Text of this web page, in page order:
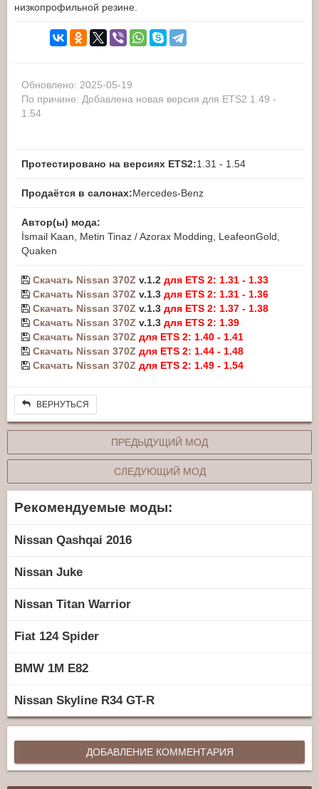
низкопрофильной резине.
Обновлено: 2025-05-19
По причине: Добавлена новая версия для ETS2 1.49 -
1.54
Протестировано на версиях ETS2:1.31 - 1.54
Продаётся в салонах:Mercedes-Benz
Автор(ы) мода:
İsmail Kaan, Metin Tinaz / Azorax Modding, LeafeonGold,
Quaken
Скачать Nissan 370Z v.1.2 для ETS 2: 1.31 - 1.33
Скачать Nissan 370Z v.1.3 для ETS 2: 1.31 - 1.36
Скачать Nissan 370Z v.1.3 для ETS 2: 1.37 - 1.38
Скачать Nissan 370Z v.1.3 для ETS 2: 1.39
Скачать Nissan 370Z для ETS 2: 1.40 - 1.41
Скачать Nissan 370Z для ETS 2: 1.44 - 1.48
Скачать Nissan 370Z для ETS 2: 1.49 - 1.54
ВЕРНУТЬСЯ
ПРЕДЫДУЩИЙ МОД
СЛЕДУЮЩИЙ МОД
Рекомендуемые моды:
Nissan Qashqai 2016
Nissan Juke
Nissan Titan Warrior
Fiat 124 Spider
BMW 1M E82
Nissan Skyline R34 GT-R
ДОБАВЛЕНИЕ КОММЕНТАРИЯ